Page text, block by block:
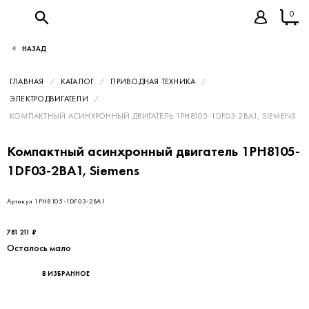
0
ГЛАВНАЯ КАТАЛОГ
ПРИВОДНАЯ ТЕХНИКА
ЭЛЕКТРОДВИГАТЕЛИ
КОМПАКТНЫЙ АСИНХРОННЫЙ ДВИГАТЕЛЬ 1PH8105-1DF03-2BA1, SIEMENS
Компактный асинхронный двигатель 1PH8105-
1DF03-2BA1, Siemens
Артикул 1PH8105-1DF03-2BA1
781 211 ₽
Осталось мало
В ИЗБРАННОЕ
НАЗАД